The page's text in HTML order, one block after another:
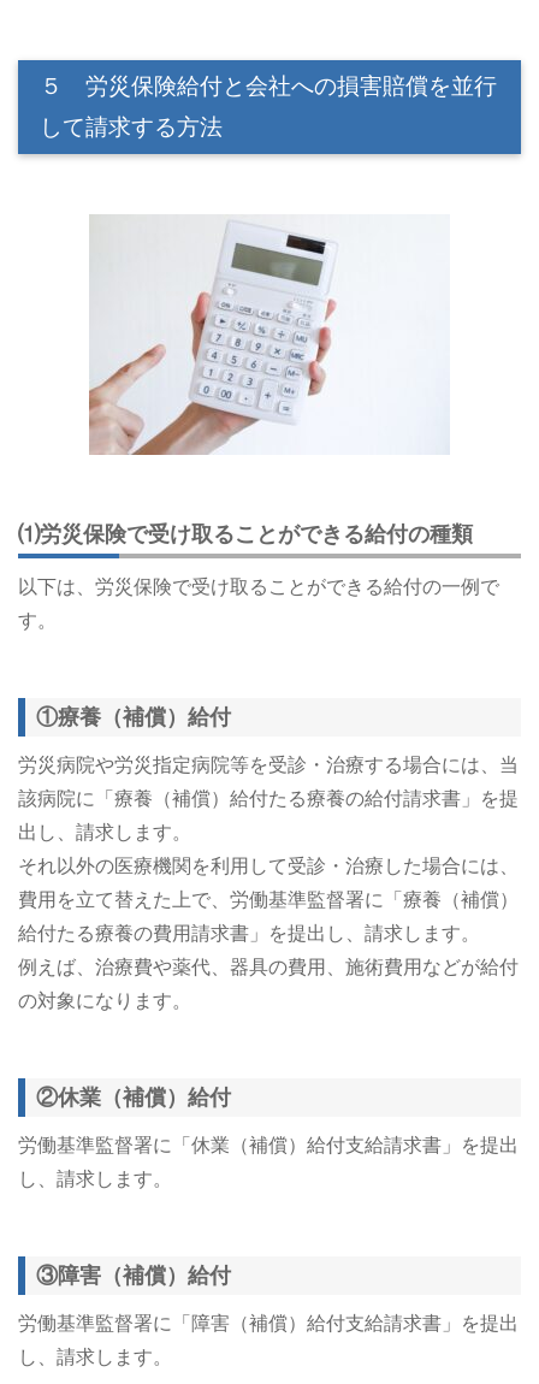
５ 労災保険給付と会社への損害賠償を並行
して請求する方法
⑴労災保険で受け取ることができる給付の種類
以下は、労災保険で受け取ることができる給付の一例で
す。
①療養（補償）給付
労災病院や労災指定病院等を受診・治療する場合には、当
該病院に「療養（補償）給付たる療養の給付請求書」を提
出し、請求します。
それ以外の医療機関を利用して受診・治療した場合には、
費用を立て替えた上で、労働基準監督署に「療養（補償）
給付たる療養の費用請求書」を提出し、請求します。
例えば、治療費や薬代、器具の費用、施術費用などが給付
の対象になります。
②休業（補償）給付
労働基準監督署に「休業（補償）給付支給請求書」を提出
し、請求します。
③障害（補償）給付
労働基準監督署に「障害（補償）給付支給請求書」を提出
し、請求します。